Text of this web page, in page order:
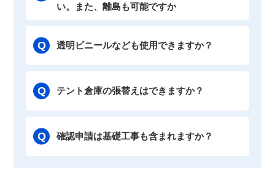
い。また、離島も可能ですか
透明ビニールなども使用できますか？
テント倉庫の張替えはできますか？
確認申請は基礎工事も含まれますか？